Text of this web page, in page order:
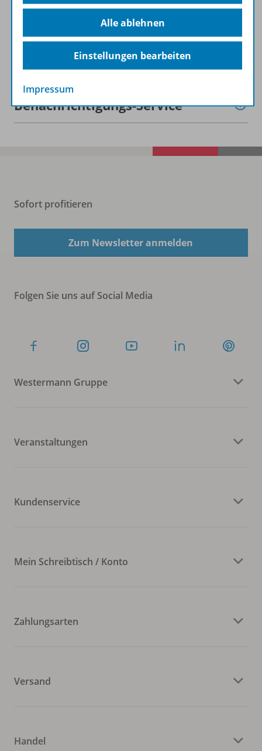
Zugehörige Produkte
Ergänzende Materialien
Benachrichtigungs-Service
Sofort profitieren
Zum Newsletter anmelden
Folgen Sie uns auf Social Media
Westermann Gruppe
Veranstaltungen
Kundenservice
Mein Schreibtisch / Konto
Zahlungsarten
Versand
Handel
Alle ablehnen
Einstellungen bearbeiten
Impressum